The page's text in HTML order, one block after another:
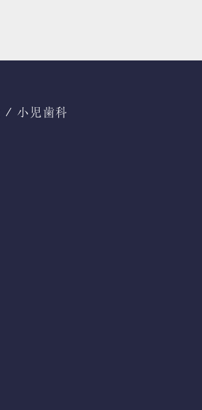
小児歯科